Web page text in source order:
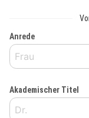
Anrede
Akademischer Titel